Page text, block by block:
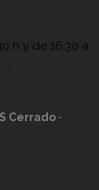
h y de 16:30 a
Cerrado -